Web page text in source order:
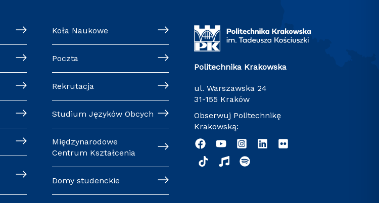
Koła Naukowe
Poczta
Rekrutacja
Studium Języków Obcych
Międzynarodowe
Centrum Kształcenia
Domy studenckie
Politechnika Krakowska
ul. Warszawska 24
31-155 Kraków
Obserwuj Politechnikę
Krakowską: